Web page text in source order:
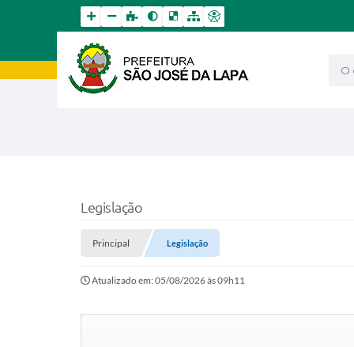
O
Legislação
Principal Legislação
Atualizado em: 05/08/2026 às 09h11